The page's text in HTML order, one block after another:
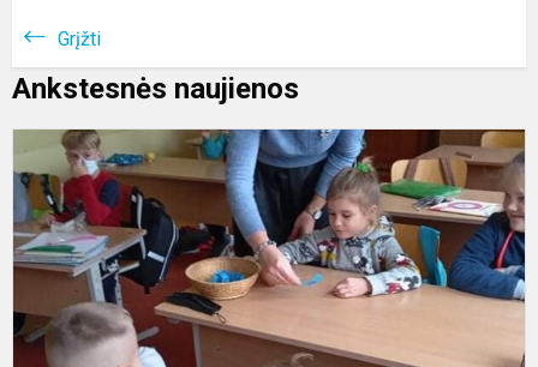
Grįžti
Ankstesnės naujienos